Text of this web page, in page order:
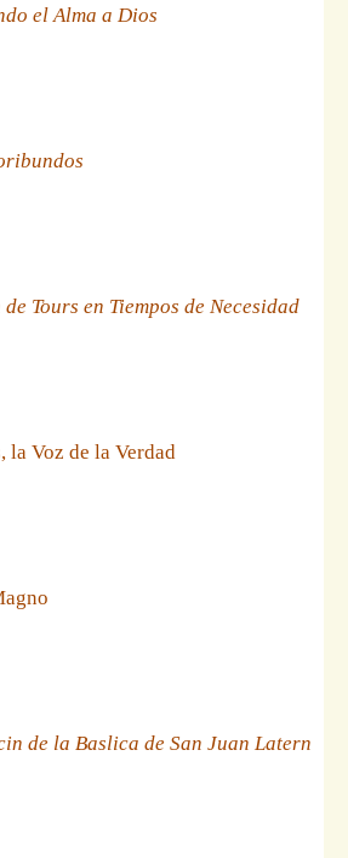
el Alma a Dios
Tours en Tiempos de Necesidad
la Voz de la Verdad
de la Baslica de San Juan Latern